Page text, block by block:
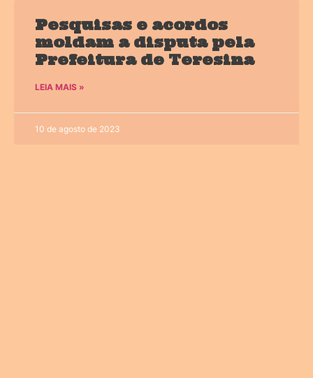
Pesquisas e acordos
moldam a disputa pela
Prefeitura de Teresina
LEIA MAIS »
10 de agosto de 2023